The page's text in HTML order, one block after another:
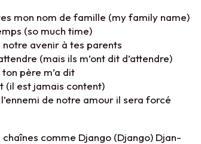
mon nom de famille (my family name)
(so much time)
notre avenir à tes parents
(mais ils m’ont dit d’attendre)
père m’a dit
(il est jamais content)
l’ennemi de notre amour il sera forcé
chaînes comme Django (Django) Djan-